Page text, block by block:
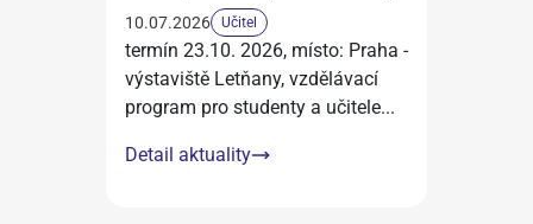
10.07.2026 Učitel
termín 23.10. 2026, místo: Praha -
výstaviště Letňany, vzdělávací
program pro studenty a učitele...
Detail aktuality